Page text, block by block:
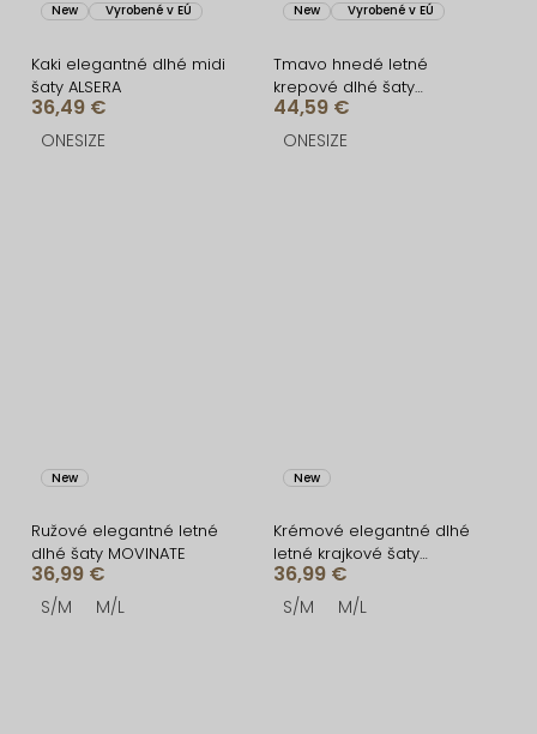
New Vyrobené v EÚ
Kaki elegantné dlhé midi
šaty ALSERA
36,49 €
ONESIZE
New Vyrobené v EÚ
Tmavo hnedé letné
krepové dlhé šaty
ROSAVIA
44,59 €
ONESIZE
New
Ružové elegantné letné
dlhé šaty MOVINATE
36,99 €
S/M M/L
New
Krémové elegantné dlhé
letné krajkové šaty
MOVINATE
36,99 €
S/M M/L